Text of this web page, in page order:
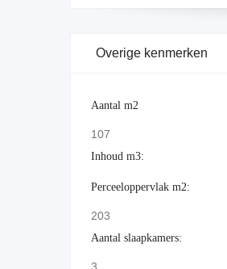
Overige kenmerken
Aantal m2
107
Inhoud m3:
Perceeloppervlak m2:
203
Aantal slaapkamers: